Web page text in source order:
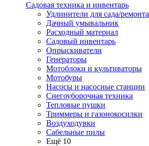
Садовая техника и инвентарь
Удлинители для сада/ремонта
Дачный умывальник
Расходный материал
Садовый инвентарь
Опрыскиватели
Генераторы
Мотоблоки и культиваторы
Мотобуры
Насосы и насосные станции
Снегоуборочная техника
Тепловые пушки
Триммеры и газонокосилки
Воздуходувки
Сабельные пилы
Ещё 10